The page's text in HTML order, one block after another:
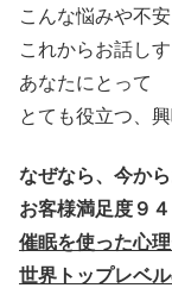
こんな悩みや不
これからお話しす
あなたにとって
とても役立つ、
なぜなら、今か
お客様満足度９
催眠を使った心
世界トップレベ